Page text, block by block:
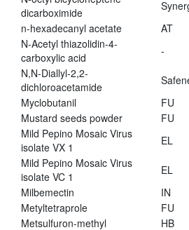
dicarboximide
n-hexadecanyl acetate
AT
N-Acetyl thiazolidin-4-
carboxylic acid
-
N,N-Diallyl-2,2-
dichloroacetamide
Myclobutanil
FU
Mustard seeds powder
FU
Mild Pepino Mosaic Virus
isolate VX 1
EL
Mild Pepino Mosaic Virus
isolate VC 1
EL
Milbemectin
IN
Metyltetraprole
FU
Metsulfuron-methyl
HB